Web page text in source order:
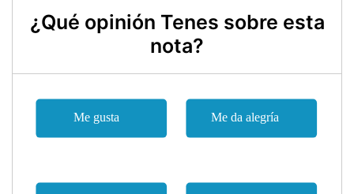
¿Qué opinión Tenes sobre esta
nota?